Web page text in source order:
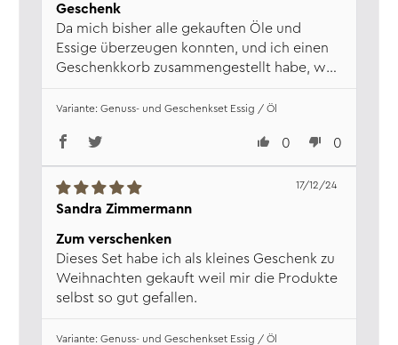
Geschenk
Da mich bisher alle gekauften Öle und
Essige überzeugen konnten, und ich einen
Geschenkkorb zusammengestellt habe, war
0 0
Genuss- und Geschenkset Essig / Öl
Sandra Zimmermann
17/12/24
Zum verschenken
Dieses Set habe ich als kleines Geschenk zu
Weihnachten gekauft weil mir die Produkte
selbst so gut gefallen.
Genuss- und Geschenkset Essig / Öl